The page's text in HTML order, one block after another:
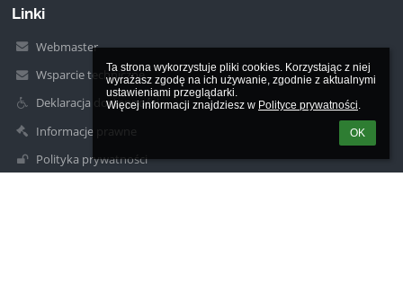
Ta strona wykorzystuje pliki cookies. Korzystając z niej
wyrażasz zgodę na ich używanie, zgodnie z aktualnymi
ustawieniami przeglądarki.
Więcej informacji znajdziesz w Polityce prywatności.
OK
Linki
Webmaster
Wsparcie techniczne
Deklaracja dostępności
Informacje prawne
Polityka prywatności